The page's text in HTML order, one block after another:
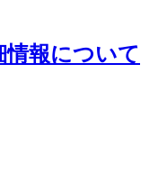
情報について